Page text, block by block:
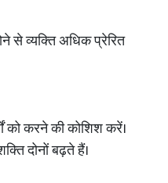
से व्यक्ति अधिक प्रेरित
को करने की कोशिश करें।
दोनों बढ़ते हैं।